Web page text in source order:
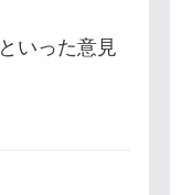
といった意見